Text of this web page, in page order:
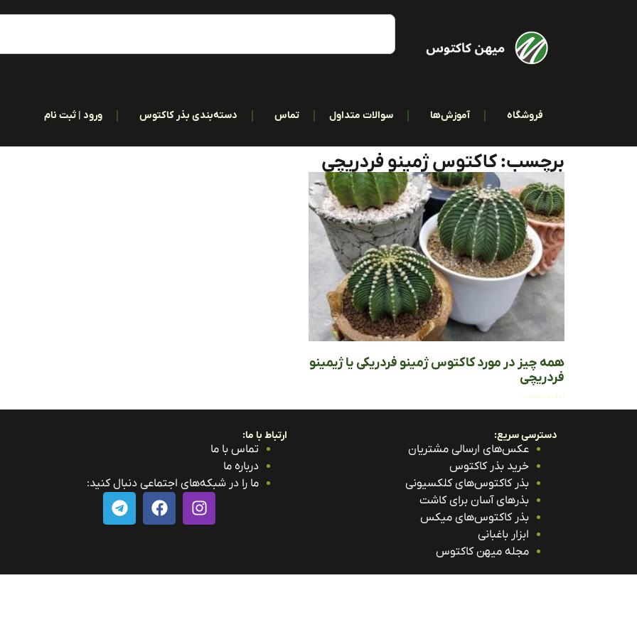
فروشگاه آموزش‌ها سوالات متداول تماس دسته‌بندی بذر کاکتوس ورود | ثبت نام
برچسب: کاکتوس ژمینو فردریچی
همه چیز در مورد کاکتوس ژمینو فردریکی یا ژیمینو
فردریچی
ادامه مطلب »
دسترسی سریع:
عکس‌های ارسالی مشتریان
خرید بذر کاکتوس
بذر کاکتوس‌های کلکسیونی
بذرهای آسان برای کاشت
بذر کاکتوس‌های میکس
ابزار باغبانی
مجله میهن کاکتوس
ارتباط با ما:
تماس با ما
درباره ما
ما را در شبکه‌های اجتماعی دنبال کنید: